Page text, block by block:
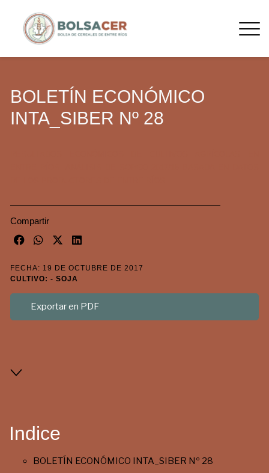
BOLETÍN ECONÓMICO
INTA_SIBER Nº 28
Compartir
FECHA: 19 DE OCTUBRE DE 2017
CULTIVO: - SOJA
Exportar en PDF
Indice
BOLETÍN ECONÓMICO INTA_SIBER Nº 28